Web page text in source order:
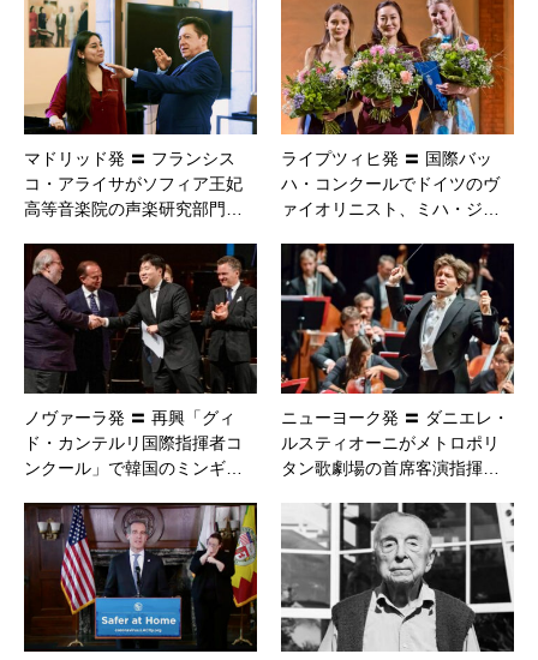
マドリッド発 〓 フランシス
コ・アライサがソフィア王妃
高等音楽院の声楽研究部門…
ライプツィヒ発 〓 国際バッ
ハ・コンクールでドイツのヴ
ァイオリニスト、ミハ・ジ…
ノヴァーラ発 〓 再興「グィ
ド・カンテルリ国際指揮者コ
ンクール」で韓国のミンギ…
ニューヨーク発 〓 ダニエレ・
ルスティオーニがメトロポリ
タン歌劇場の首席客演指揮…